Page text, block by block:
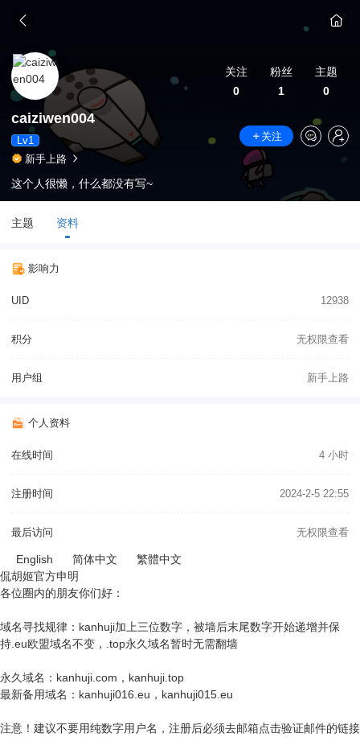
关注
0
粉丝
1
主题
0
caiziwen004
Lv1
关注
新手上路
这个人很懒，什么都没有写~
主题 资料
影响力
UID 12938
积分 无权限查看
用户组 新手上路
个人资料
在线时间 4 小时
注册时间 2024-2-5 22:55
最后访问 无权限查看
English 简体中文
繁體中文
侃胡姬官方申明
各位圈内的朋友你们好：
域名寻找规律：kanhuji加上三位数字，被墙后末尾数字开始递增并保
持.eu欧盟域名不变，.top永久域名暂时无需翻墙
永久域名：kanhuji.com，kanhuji.top
最新备用域名：kanhuji016.eu，kanhuji015.eu
注意！建议不要用纯数字用户名，注册后必须去邮箱点击验证邮件的链接